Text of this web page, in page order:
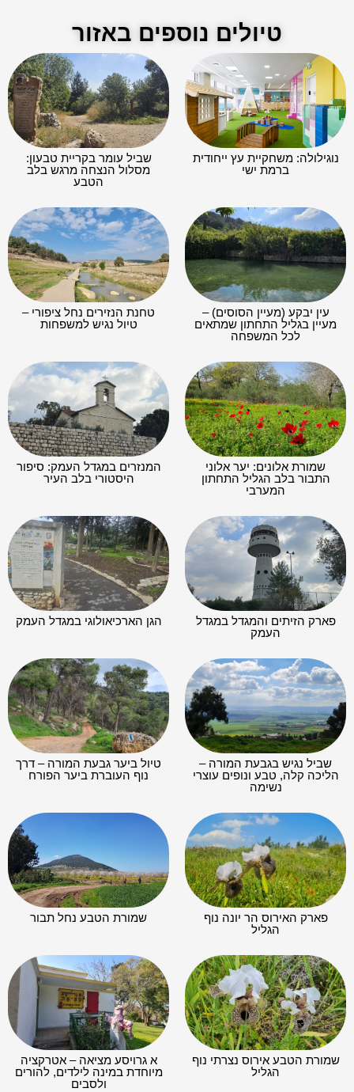
טיולים נוספים באזור
נוגילולה: משחקיית עץ ייחודית
ברמת ישי
שביל עומר בקריית טבעון:
מסלול הנצחה מרגש בלב
הטבע
עין יבקע (מעיין הסוסים) –
מעיין בגליל התחתון שמתאים
לכל המשפחה
טחנת הנזירים נחל ציפורי –
טיול נגיש למשפחות
שמורת אלונים: יער אלוני
התבור בלב הגליל התחתון
המערבי
המנזרים במגדל העמק: סיפור
היסטורי בלב העיר
פארק הזיתים והמגדל במגדל
העמק
הגן הארכיאולוגי במגדל העמק
שביל נגיש בגבעת המורה –
הליכה קלה, טבע ונופים עוצרי
נשימה
טיול ביער גבעת המורה – דרך
נוף העוברת ביער הפורח
פארק האירוס הר יונה נוף
הגליל
שמורת הטבע נחל תבור
שמורת הטבע אירוס נצרתי נוף
הגליל
א גרויסע מציאה – אטרקציה
מיוחדת במינה לילדים, להורים
ולסבים